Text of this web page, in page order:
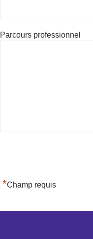
Parcours professionnel
*Champ requis